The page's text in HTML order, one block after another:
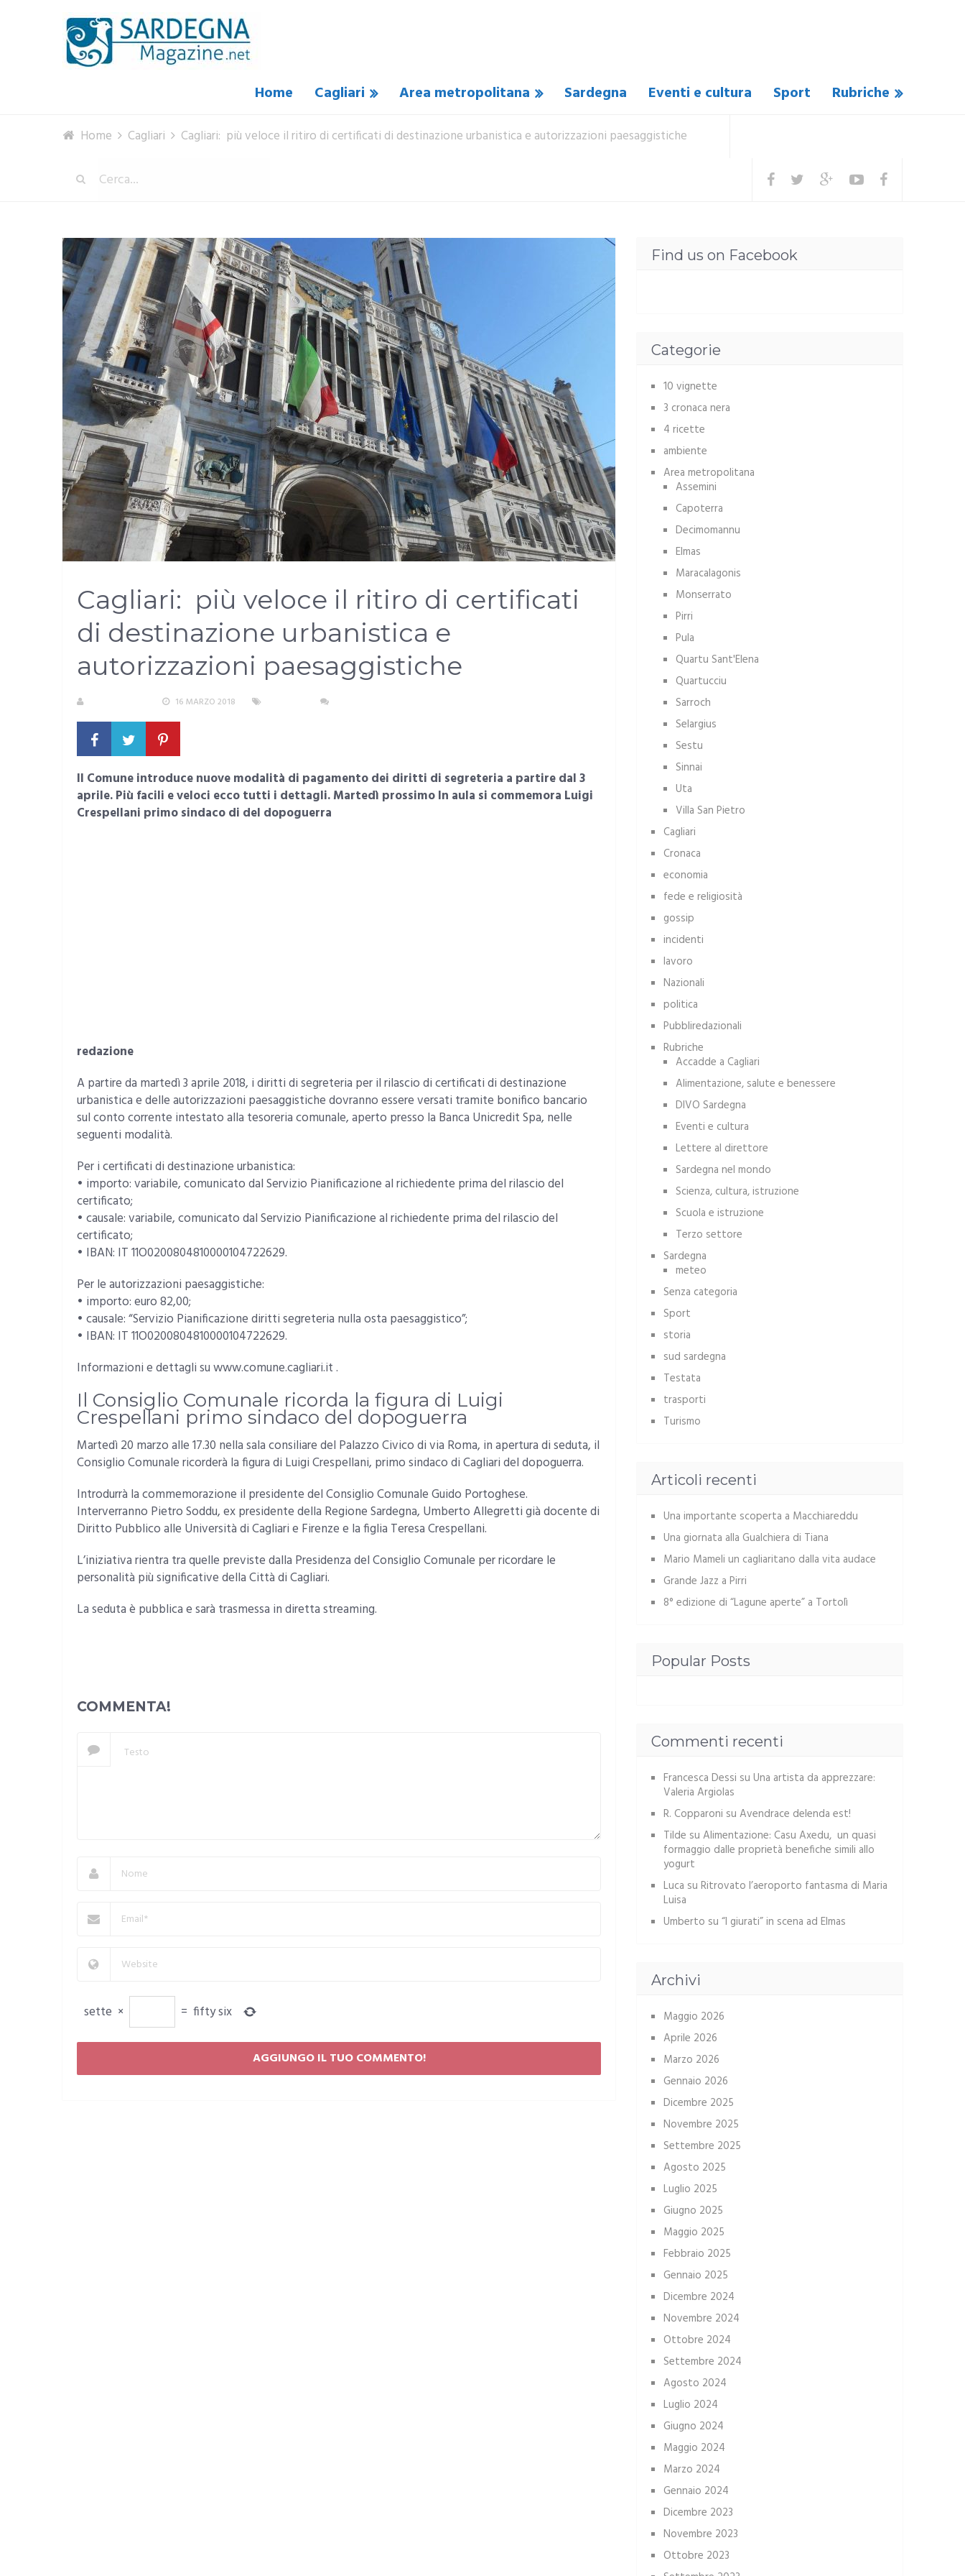
Home Cagliari Area metropolitana Sardegna Eventi e cultura Sport Rubriche
Home Cagliari Cagliari: più veloce il ritiro di certificati di destinazione urbanistica e autorizzazioni paesaggistiche
Cagliari: più veloce il ritiro di certificati
di destinazione urbanistica e
autorizzazioni paesaggistiche
16 MARZO 2018
Il Comune introduce nuove modalità di pagamento dei diritti di segreteria a partire dal 3
aprile. Più facili e veloci ecco tutti i dettagli. Martedì prossimo In aula si commemora Luigi
Crespellani primo sindaco di del dopoguerra
redazione
A partire da martedì 3 aprile 2018, i diritti di segreteria per il rilascio di certificati di destinazione
urbanistica e delle autorizzazioni paesaggistiche dovranno essere versati tramite bonifico bancario
sul conto corrente intestato alla tesoreria comunale, aperto presso la Banca Unicredit Spa, nelle
seguenti modalità.
Per i certificati di destinazione urbanistica:
• importo: variabile, comunicato dal Servizio Pianificazione al richiedente prima del rilascio del
certificato;
• causale: variabile, comunicato dal Servizio Pianificazione al richiedente prima del rilascio del
certificato;
• IBAN: IT 11O0200804810000104722629.
Per le autorizzazioni paesaggistiche:
• importo: euro 82,00;
• causale: “Servizio Pianificazione diritti segreteria nulla osta paesaggistico”;
• IBAN: IT 11O0200804810000104722629.
Informazioni e dettagli su www.comune.cagliari.it .
Il Consiglio Comunale ricorda la figura di Luigi
Crespellani primo sindaco del dopoguerra
Martedì 20 marzo alle 17.30 nella sala consiliare del Palazzo Civico di via Roma, in apertura di seduta, il
Consiglio Comunale ricorderà la figura di Luigi Crespellani, primo sindaco di Cagliari del dopoguerra.
Introdurrà la commemorazione il presidente del Consiglio Comunale Guido Portoghese.
Interverranno Pietro Soddu, ex presidente della Regione Sardegna, Umberto Allegretti già docente di
Diritto Pubblico alle Università di Cagliari e Firenze e la figlia Teresa Crespellani.
L’iniziativa rientra tra quelle previste dalla Presidenza del Consiglio Comunale per ricordare le
personalità più significative della Città di Cagliari.
La seduta è pubblica e sarà trasmessa in diretta streaming.
COMMENTA!
sette × = fifty six
Find us on Facebook
Categorie
10 vignette
3 cronaca nera
4 ricette
ambiente
Area metropolitana
Assemini
Capoterra
Decimomannu
Elmas
Maracalagonis
Monserrato
Pirri
Pula
Quartu Sant'Elena
Quartucciu
Sarroch
Selargius
Sestu
Sinnai
Uta
Villa San Pietro
Cagliari
Cronaca
economia
fede e religiosità
gossip
incidenti
lavoro
Nazionali
politica
Pubbliredazionali
Rubriche
Accadde a Cagliari
Alimentazione, salute e benessere
DIVO Sardegna
Eventi e cultura
Lettere al direttore
Sardegna nel mondo
Scienza, cultura, istruzione
Scuola e istruzione
Terzo settore
Sardegna
meteo
Senza categoria
Sport
storia
sud sardegna
Testata
trasporti
Turismo
Articoli recenti
Una importante scoperta a Macchiareddu
Una giornata alla Gualchiera di Tiana
Mario Mameli un cagliaritano dalla vita audace
Grande Jazz a Pirri
8° edizione di “Lagune aperte” a Tortolì
Popular Posts
Commenti recenti
Francesca Dessi su Una artista da apprezzare:
Valeria Argiolas
R. Copparoni su Avendrace delenda est!
Tilde su Alimentazione: Casu Axedu, un quasi
formaggio dalle proprietà benefiche simili allo
yogurt
Luca su Ritrovato l’aeroporto fantasma di Maria
Luisa
Umberto su “I giurati” in scena ad Elmas
Archivi
Maggio 2026
Aprile 2026
Marzo 2026
Gennaio 2026
Dicembre 2025
Novembre 2025
Settembre 2025
Agosto 2025
Luglio 2025
Giugno 2025
Maggio 2025
Febbraio 2025
Gennaio 2025
Dicembre 2024
Novembre 2024
Ottobre 2024
Settembre 2024
Agosto 2024
Luglio 2024
Giugno 2024
Maggio 2024
Marzo 2024
Gennaio 2024
Dicembre 2023
Novembre 2023
Ottobre 2023